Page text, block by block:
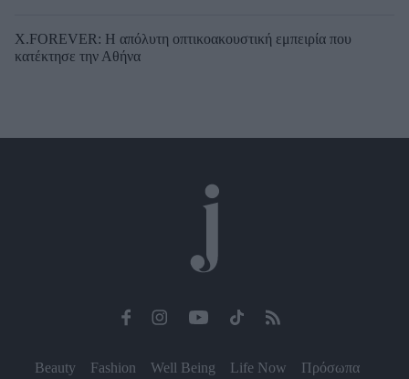
X.FOREVER: Η απόλυτη οπτικοακουστική εμπειρία που
κατέκτησε την Αθήνα
Beauty Fashion Well Being Life Now Πρόσωπα